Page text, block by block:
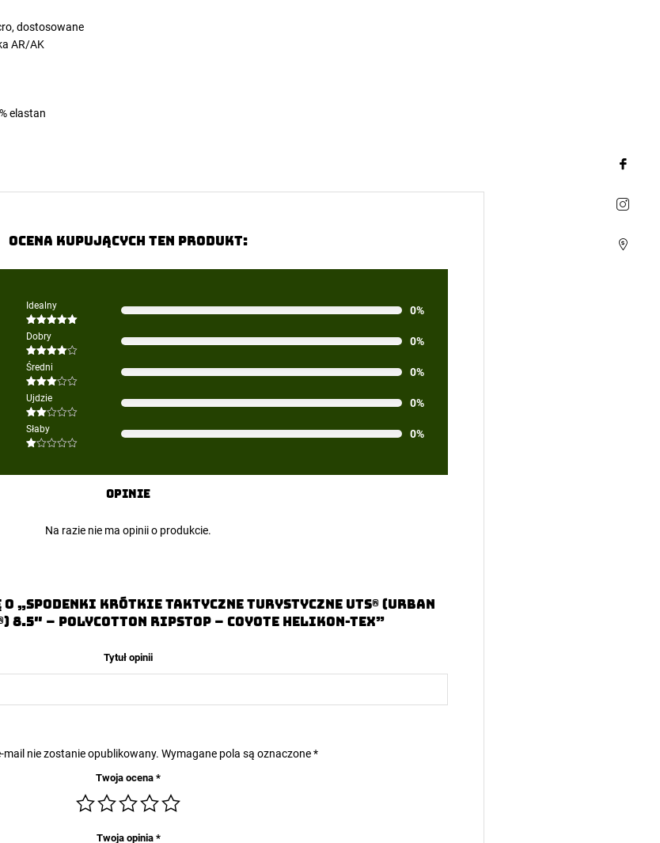
dostosowane
AR/AK
elastan
Ocena kupujących ten produkt:
Idealny
Oceniono
na 5
0%
Dobry
Oceniono
na 5
0%
Średni
Oceniono
na 5
0%
Ujdzie
Oceniono
na
5
0%
Słaby
na
0%
Opinie
Na razie nie ma opinii o produkcie.
„Spodenki Krótkie Taktyczne Turystyczne UTS® (Urban
8.5″ – PolyCotton Ripstop – Coyote Helikon-tex”
Tytuł opinii
mail nie zostanie opublikowany. Wymagane pola są oznaczone*
Twoja ocena *
Twoja opinia *